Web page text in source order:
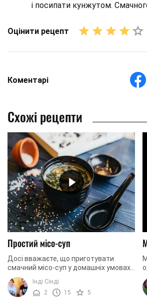
і посипати кунжутом.
Оцінити рецепт
Коментарі
Схожі рецепти
Простий місо-суп
Досі вважаєте, що приготувати
смачний місо-суп у домашніх умовах
неможливо? Переконані, що для
приготування цієї страви
знадобиться не лише багато ...
Інді Сінді
2
15 5